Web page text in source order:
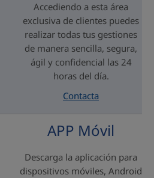
Accediendo a esta área
exclusiva de clientes puedes
realizar todas tus gestiones
de manera sencilla, segura,
ágil y confidencial las 24
horas del día.
Contacta
APP Móvil
Descarga la aplicación para
dispositivos móviles, Android